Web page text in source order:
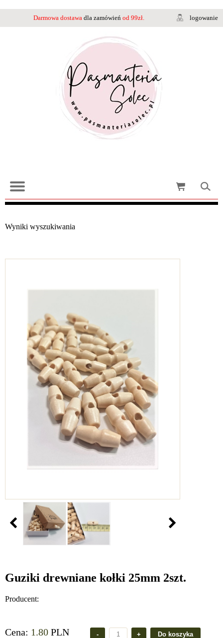
Darmowa dostawa dla zamówień od 99zł. logowanie
Wyniki wyszukiwania
Guziki drewniane kołki 25mm 2szt.
Producent:
Cena: 1.80 PLN